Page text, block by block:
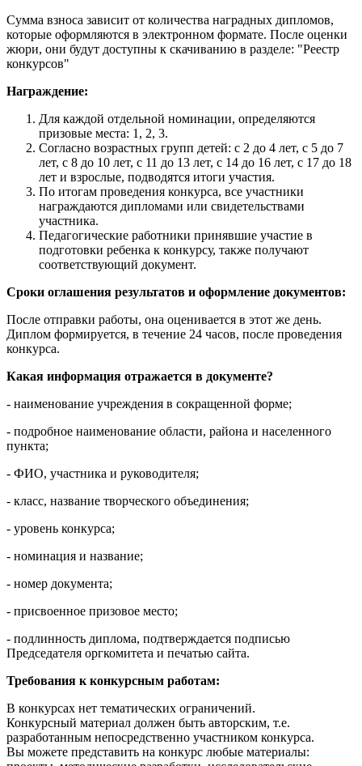
Сумма взноса зависит от количества наградных дипломов,
которые оформляются в электронном формате. После оценки
жюри, они будут доступны к скачиванию в разделе: "Реестр
конкурсов"
Награждение:
Для каждой отдельной номинации, определяются
призовые места: 1, 2, 3.
Согласно возрастных групп детей: с 2 до 4 лет, с 5 до 7
лет, с 8 до 10 лет, с 11 до 13 лет, с 14 до 16 лет, с 17 до 18
лет и взрослые, подводятся итоги участия.
По итогам проведения конкурса, все участники
награждаются дипломами или свидетельствами
участника.
Педагогические работники принявшие участие в
подготовки ребенка к конкурсу, также получают
соответствующий документ.
Сроки оглашения результатов и оформление документов:
После отправки работы, она оценивается в этот же день.
Диплом формируется, в течение 24 часов, после проведения
конкурса.
Какая информация отражается в документе?
- наименование учреждения в сокращенной форме;
- подробное наименование области, района и населенного
пункта;
- ФИО, участника и руководителя;
- класс, название творческого объединения;
- уровень конкурса;
- номинация и название;
- номер документа;
- присвоенное призовое место;
- подлинность диплома, подтверждается подписью
Председателя оргкомитета и печатью сайта.
Требования к конкурсным работам:
В конкурсах нет тематических ограничений.
Конкурсный материал должен быть авторским, т.е.
разработанным непосредственно участником конкурса.
Вы можете представить на конкурс любые материалы: